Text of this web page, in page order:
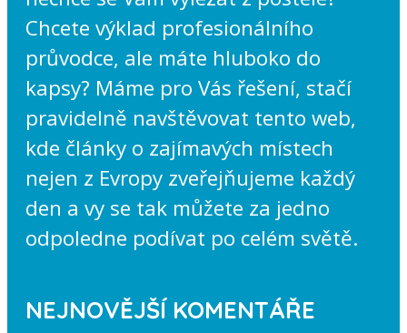
Chcete výklad profesionálního
průvodce, ale máte hluboko do
kapsy? Máme pro Vás řešení, stačí
pravidelně navštěvovat tento web,
kde články o zajímavých místech
nejen z Evropy zveřejňujeme každý
den a vy se tak můžete za jedno
odpoledne podívat po celém světě.
NEJNOVĚJŠÍ KOMENTÁŘE